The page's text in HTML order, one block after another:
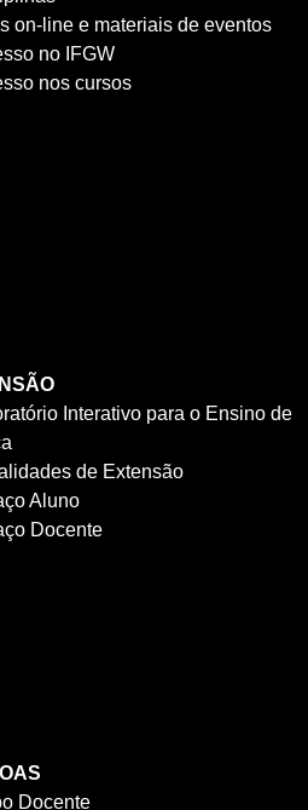
on-line e materiais de eventos
no IFGW
nos cursos
Interativo para o Ensino de
de Extensão
Aluno
Docente
Docente